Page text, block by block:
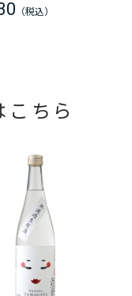
ちら